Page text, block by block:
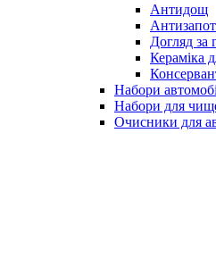
Антидощ
Догляд за
Кераміка
Набори
Набори для
Очисники для